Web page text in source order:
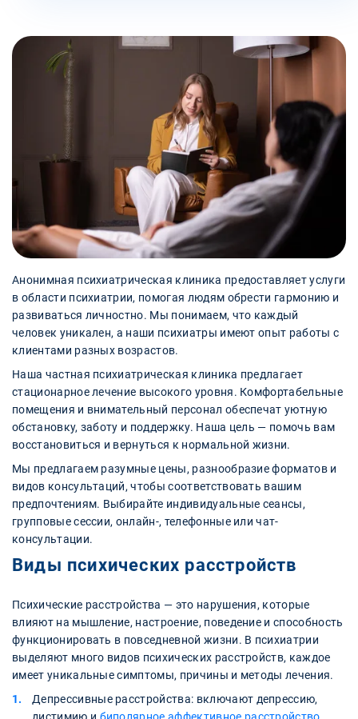
Анонимная психиатрическая клиника предоставляет услуги
в области психиатрии, помогая людям обрести гармонию и
развиваться личностно. Мы понимаем, что каждый
человек уникален, а наши психиатры имеют опыт работы с
клиентами разных возрастов.
Наша частная психиатрическая клиника предлагает
стационарное лечение высокого уровня. Комфортабельные
помещения и внимательный персонал обеспечат уютную
обстановку, заботу и поддержку. Наша цель — помочь вам
восстановиться и вернуться к нормальной жизни.
Мы предлагаем разумные цены, разнообразие форматов и
видов консультаций, чтобы соответствовать вашим
предпочтениям. Выбирайте индивидуальные сеансы,
групповые сессии, онлайн-, телефонные или чат-
консультации.
Виды психических расстройств
Психические расстройства — это нарушения, которые
влияют на мышление, настроение, поведение и способность
функционировать в повседневной жизни. В психиатрии
выделяют много видов психических расстройств, каждое
имеет уникальные симптомы, причины и методы лечения.
Депрессивные расстройства: включают депрессию,